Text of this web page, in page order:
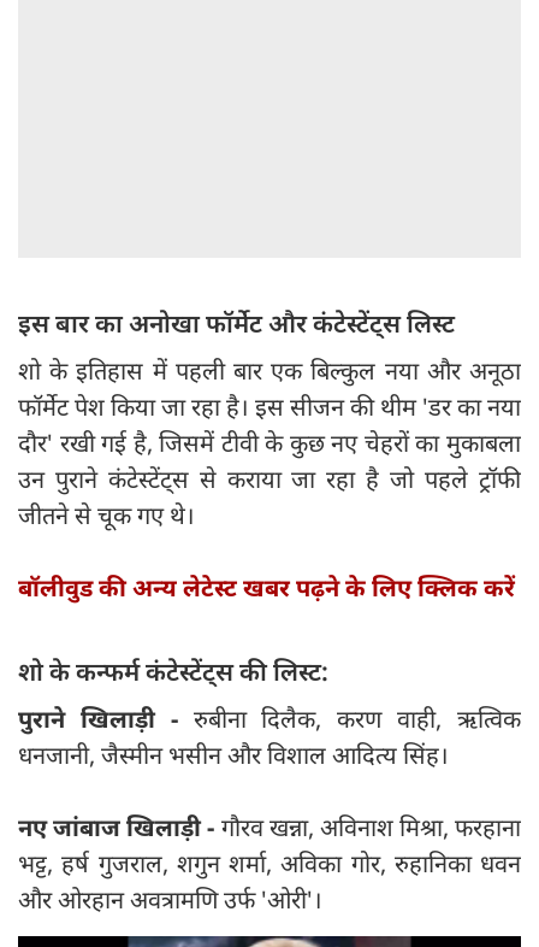
इस बार का अनोखा फॉर्मेट और कंटेस्टेंट्स लिस्ट
शो के इतिहास में पहली बार एक बिल्कुल नया और अनूठा
फॉर्मेट पेश किया जा रहा है। इस सीजन की थीम 'डर का नया
दौर' रखी गई है, जिसमें टीवी के कुछ नए चेहरों का मुकाबला
उन पुराने कंटेस्टेंट्स से कराया जा रहा है जो पहले ट्रॉफी
जीतने से चूक गए थे।
बॉलीवुड की अन्य लेटेस्ट खबर पढ़ने के लिए क्लिक करें
शो के कन्फर्म कंटेस्टेंट्स की लिस्ट:
पुराने खिलाड़ी -रुबीना दिलैक, करण वाही, ऋत्विक
धनजानी, जैस्मीन भसीन और विशाल आदित्य सिंह।
नए जांबाज खिलाड़ी - गौरव खन्ना, अविनाश मिश्रा, फरहाना
भट्ट, हर्ष गुजराल, शगुन शर्मा, अविका गोर, रुहानिका धवन
और ओरहान अवत्रामणि उर्फ 'ओरी'।